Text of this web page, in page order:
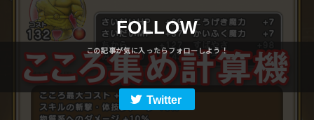
FOLLOW
Twitter